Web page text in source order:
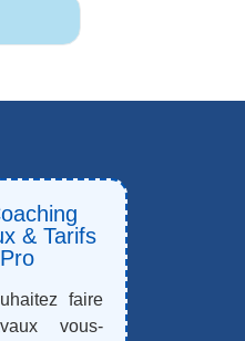
& Tarifs
Pro
faire
vous-